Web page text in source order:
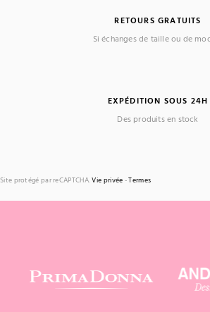
RETOURS GRATUITS
Si échanges de taille ou de
EXPÉDITION SOUS 24H
Des produits en stock
Site protégé par reCAPTCHA.Vie privée -Termes